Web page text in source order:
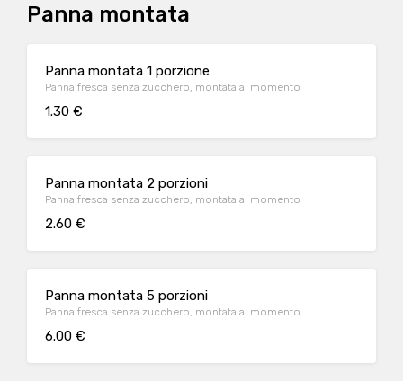
Panna montata
Panna montata 1 porzione
Panna fresca senza zucchero, montata al momento
1.30 €
Panna montata 2 porzioni
Panna fresca senza zucchero, montata al momento
2.60 €
Panna montata 5 porzioni
Panna fresca senza zucchero, montata al momento
6.00 €